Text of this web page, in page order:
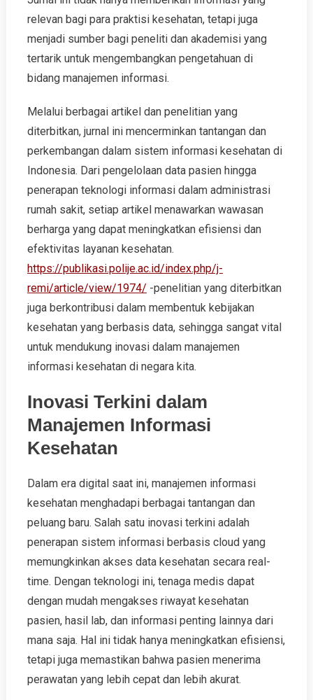
relevan bagi para praktisi kesehatan, tetapi juga
menjadi sumber bagi peneliti dan akademisi yang
tertarik untuk mengembangkan pengetahuan di
bidang manajemen informasi.
Melalui berbagai artikel dan penelitian yang
diterbitkan, jurnal ini mencerminkan tantangan dan
perkembangan dalam sistem informasi kesehatan di
Indonesia. Dari pengelolaan data pasien hingga
penerapan teknologi informasi dalam administrasi
rumah sakit, setiap artikel menawarkan wawasan
berharga yang dapat meningkatkan efisiensi dan
efektivitas layanan kesehatan.
https://publikasi.polije.ac.id/index.php/j-
remi/article/view/1974/ -penelitian yang diterbitkan
juga berkontribusi dalam membentuk kebijakan
kesehatan yang berbasis data, sehingga sangat vital
untuk mendukung inovasi dalam manajemen
informasi kesehatan di negara kita.
Inovasi Terkini dalam
Manajemen Informasi
Kesehatan
Dalam era digital saat ini, manajemen informasi
kesehatan menghadapi berbagai tantangan dan
peluang baru. Salah satu inovasi terkini adalah
penerapan sistem informasi berbasis cloud yang
memungkinkan akses data kesehatan secara real-
time. Dengan teknologi ini, tenaga medis dapat
dengan mudah mengakses riwayat kesehatan
pasien, hasil lab, dan informasi penting lainnya dari
mana saja. Hal ini tidak hanya meningkatkan efisiensi,
tetapi juga memastikan bahwa pasien menerima
perawatan yang lebih cepat dan lebih akurat.